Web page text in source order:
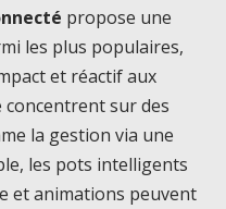
propose une
les plus populaires,
et réactif aux
concentrent sur des
la gestion via une
les pots intelligents
et animations peuvent